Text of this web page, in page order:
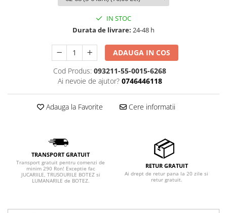
IN STOC
Durata de livrare: 24-48 h
ADAUGA IN COS
Cod Produs: 093211-55-0015-6268
Ai nevoie de ajutor? 0746446118
Adauga la Favorite Cere informatii
TRANSPORT GRATUIT
Transport gratuit pentru comenzi de
minim 290 Ron! Exceptie fac
JUCARIILE, TRUSOURILE BOTEZ si
LUMANARILE de BOTEZ.
RETUR GRATUIT
Ai drept de retur pana la 20 zile si
retur gratuit.